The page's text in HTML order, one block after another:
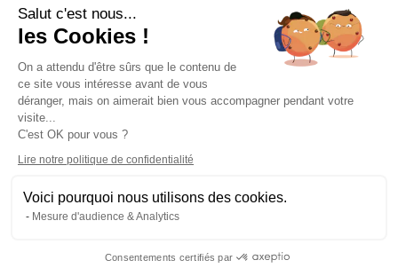
Salut c'est nous...
les Cookies !
On a attendu d'être sûrs que le contenu de
ce site vous intéresse avant de vous
déranger, mais on aimerait bien vous accompagner pendant votre
visite...
C'est OK pour vous ?
Lire notre politique de confidentialité
Voici pourquoi nous utilisons des cookies.
Mesure d'audience & Analytics
Consentements certifiés par